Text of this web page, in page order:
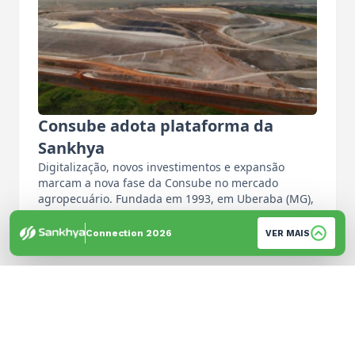
Consube adota plataforma da
Sankhya
Digitalização, novos investimentos e expansão
marcam a nova fase da Consube no mercado
agropecuário. Fundada em 1993, em Uberaba (MG),
…
Por: Equipe de Imprensa
Connection 2026 VER MAIS